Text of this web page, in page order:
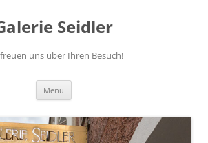
Seidler
uns über Ihren Besuch!
Menü